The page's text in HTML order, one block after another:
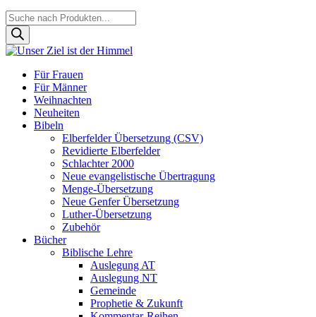
Products
search
Für Frauen
Für Männer
Weihnachten
Neuheiten
Bibeln
Elberfelder Übersetzung (CSV)
Revidierte Elberfelder
Schlachter 2000
Neue evangelistische Übertragung
Menge-Übersetzung
Neue Genfer Übersetzung
Luther-Übersetzung
Zubehör
Bücher
Biblische Lehre
Auslegung AT
Auslegung NT
Gemeinde
Prophetie & Zukunft